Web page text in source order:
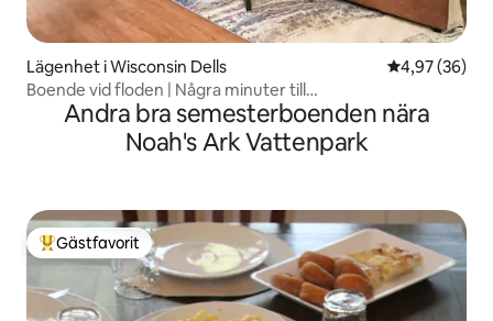
Lägenhet i Wisconsin Dells 4,97 av 5 i
4,97 (36)
Boende vid floden | Några minuter till
vattenparker/centrum
Andra bra semesterboenden nära
Noah's Ark Vattenpark
Populär gästfavorit
Gästfavorit